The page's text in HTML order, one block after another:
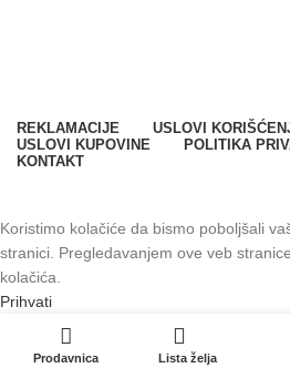
REKLAMACIJE
USLOVI
USLOVI KUPOVINE
POLITIKA
KONTAKT
Koristimo kolačiće da bismo poboljšali
stranici. Pregledavanjem ove veb
kolačića.
Prihvati
Prodavnica Lista želja